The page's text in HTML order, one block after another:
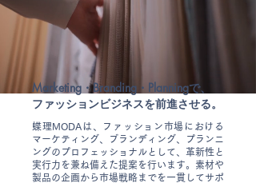
Marketing・Branding・Planningで、
ファッションビジネスを前進させる。
蝶理MODAは、ファッション市場における
マーケティング、ブランディング、プランニ
ングのプロフェッショナルとして、革新性と
実行力を兼ね備えた提案を行います。素材や
製品の企画から市場戦略までを一貫してサポ